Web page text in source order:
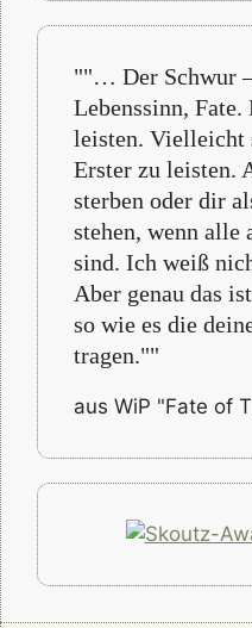
""… Der Schwur
Lebenssinn,
leisten. Vielleicht
Erster zu leisten.
sterben oder dir
stehen, wenn alle
sind. Ich weiß
Aber genau das
so wie es die
tragen.""
aus WiP "Fate of